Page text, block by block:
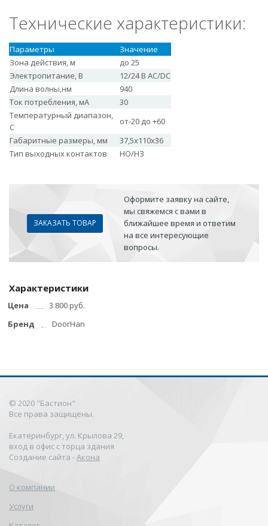
Технические характеристики:
Параметры
Значение
Зона действия, м
до 25
Электропитание, В
12/24 В АС/DC
Длина волны,нм
940
Ток потребления, мА
30
Температурный диапазон,
С
от-20 до +60
Габаритные размеры, мм
37,5х110х36
Тип выходных контактов
НO/НЗ
ЗАКАЗАТЬ ТОВАР
Оформите заявку на сайте,
мы свяжемся с вами в
ближайшее время и ответим
на все интересующие
вопросы.
Характеристики
Цена
3 800 руб.
Бренд
DoorHan
© 2020 "Бастион"
Все права защищены.
Екатеринбург, ул. Крылова 29,
вход в офис с торца здания
Создание сайта -Акона
О компании
Услуги